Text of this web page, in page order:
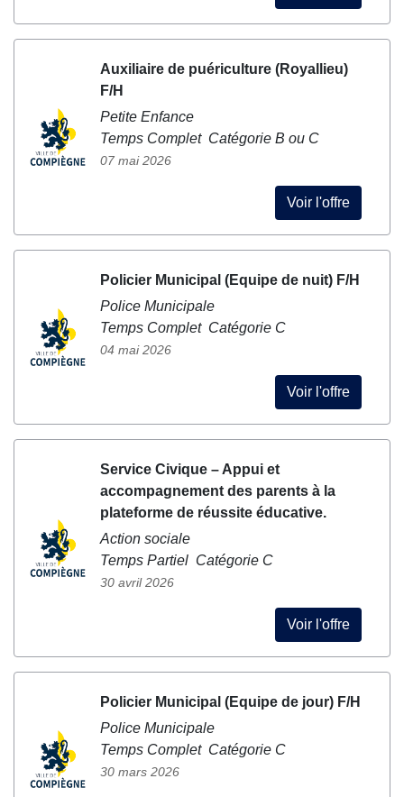
Auxiliaire de puériculture (Royallieu)
F/H
Petite Enfance
Temps Complet Catégorie B ou C
07 mai 2026
Voir l'offre
Policier Municipal (Equipe de nuit) F/H
Police Municipale
Temps Complet Catégorie C
04 mai 2026
Voir l'offre
Service Civique – Appui et
accompagnement des parents à la
plateforme de réussite éducative.
Action sociale
Temps Partiel Catégorie C
30 avril 2026
Voir l'offre
Policier Municipal (Equipe de jour) F/H
Police Municipale
Temps Complet Catégorie C
30 mars 2026